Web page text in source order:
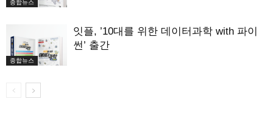
종합뉴스
종합뉴스
잇플, ’10대를 위한 데이터과학 with 파이
썬’ 출간